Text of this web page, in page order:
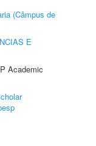
(Câmpus de
E
Academic